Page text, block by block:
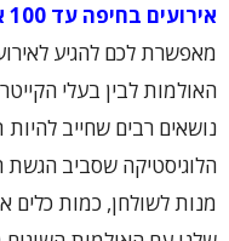
אירועים בחיפה עד 100 איש
מאפשרת לכם להגיע
האולמות לבין בעלי
נושאים רבים שחייב להיות
הלוגיסטיקה שסביב הגשת
מנות לשולחן, כמות כלים